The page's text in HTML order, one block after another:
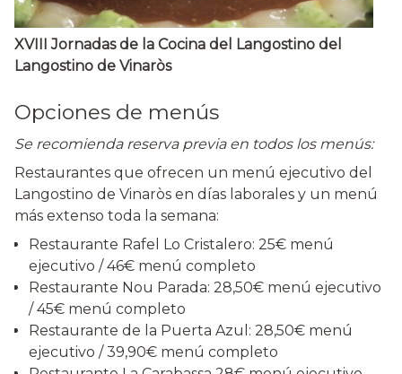
XVIII Jornadas de la Cocina del Langostino del
Langostino de Vinaròs
Opciones de menús
Se recomienda reserva previa en todos los menús:
Restaurantes que ofrecen un menú ejecutivo del
Langostino de Vinaròs en días laborales y un menú
más extenso toda la semana:
Restaurante Rafel Lo Cristalero: 25€ menú
ejecutivo / 46€ menú completo
Restaurante Nou Parada: 28,50€ menú ejecutivo
/ 45€ menú completo
Restaurante de la Puerta Azul: 28,50€ menú
ejecutivo / 39,90€ menú completo